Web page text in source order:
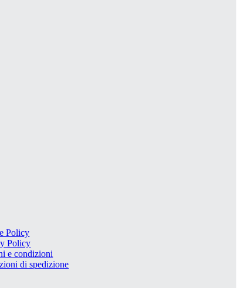
Policy
Policy
e condizioni
di spedizione